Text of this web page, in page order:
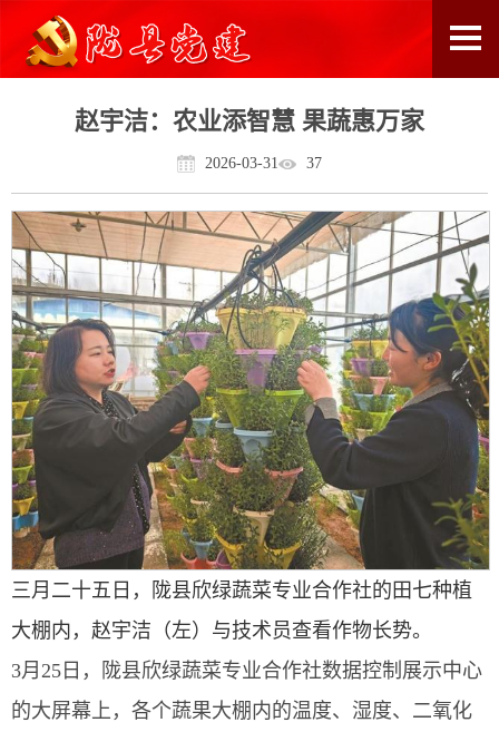
赵宇洁：农业添智慧 果蔬惠万家
2026-03-31 37
三月二十五日，陇县欣绿蔬菜专业合作社的田七种植
大棚内，赵宇洁（左）与技术员查看作物长势。
3月25日，陇县欣绿蔬菜专业合作社数据控制展示中心
的大屏幕上，各个蔬果大棚内的温度、湿度、二氧化